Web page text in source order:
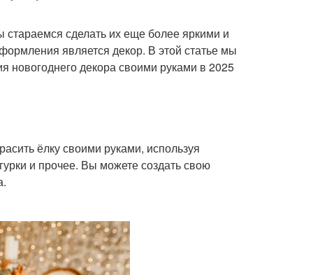
сделать их еще более яркими и
является декор. В этой статье мы
новогоднего декора своими руками в 2025
ёлку своими руками, используя
и прочее. Вы можете создать свою